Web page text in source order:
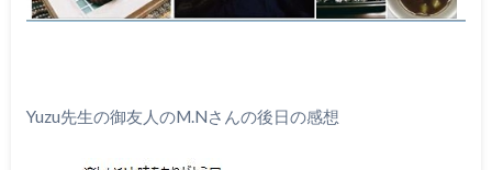
Yuzu先生の御友人のM.Nさんの後日の感想